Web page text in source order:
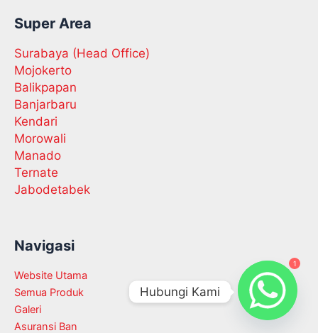
Super Area
Surabaya (Head Office)
Mojokerto
Balikpapan
Banjarbaru
Kendari
Morowali
Manado
Ternate
Jabodetabek
Navigasi
Website Utama
Semua Produk
Galeri
Asuransi Ban
1
Hubungi Kami